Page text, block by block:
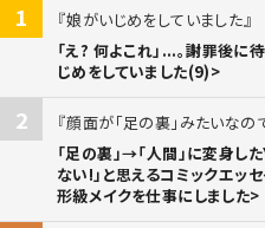
1
娘がいじめをしていました
「え? 何よこれ」...。謝罪後
じめをしていました(9)>
2
顔面が「足の裏」みたいな
「足の裏」→「人間」に変身し
ない!」と思えるコミックエッ
形級メイクを仕事にしました>